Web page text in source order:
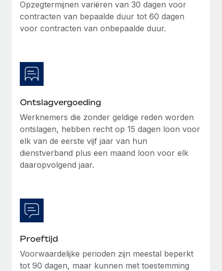
Secundaire arbeidsvoorwaarden
Eenvoudig secundaire arbeidsvoorwaarden
Het blijft de missie van Remote om alle soorten bedrijven
te helpen bij het aannemen, beheren en...
Meer informatie
Hoe Phiture 55 werknemers in 19 landen
beheert met Remote
Phiture, een toonaangevende leider in de wereldwijde
Opzegtermijnen variëren van 30 dagen voor
contracten van bepaalde duur tot 60 dagen
voor contracten van onbepaalde duur.
Ontslagvergoeding
Werknemers die zonder geldige reden worden
ontslagen, hebben recht op 15 dagen loon voor
elk van de eerste vijf jaar van hun
dienstverband plus een maand loon voor elk
daaropvolgend jaar.
Proeftijd
Voorwaardelijke perioden zijn meestal beperkt
tot 90 dagen, maar kunnen met toestemming